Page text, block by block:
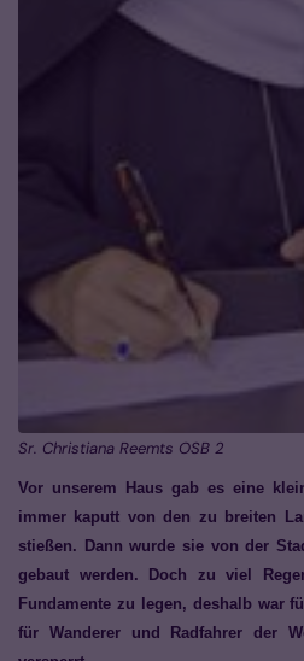
Sr. Christiana Reemts OSB 2
Vor unserem Haus gab es eine
immer kaputt von den zu breiten
stießen. Dann wurde sie von der
gebaut werden. Doch zu viel
Fundamente zu legen, deshalb war
für Wanderer und Radfahrer der